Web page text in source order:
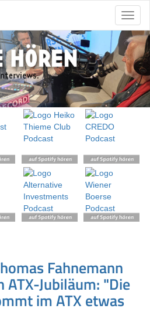
Fahnemann
Jubiläum: "Die
im ATX etwas